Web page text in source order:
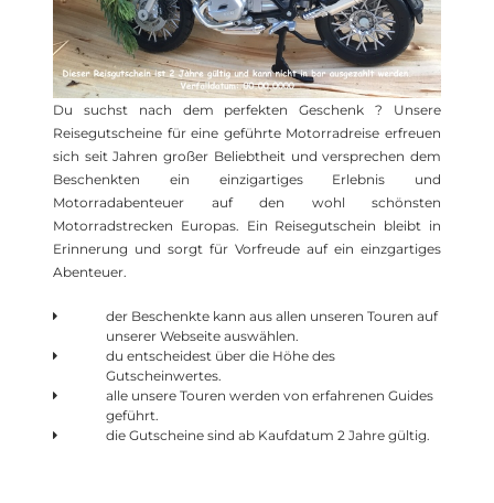
Du suchst nach dem perfekten Geschenk ? Unsere
Reisegutscheine für eine geführte Motorradreise erfreuen
sich seit Jahren großer Beliebtheit und versprechen dem
Beschenkten ein einzigartiges Erlebnis und
Motorradabenteuer auf den wohl schönsten
Motorradstrecken Europas. Ein Reisegutschein bleibt in
Erinnerung und sorgt für Vorfreude auf ein einzgartiges
Abenteuer.
der Beschenkte kann aus allen unseren Touren auf
unserer Webseite auswählen.
du entscheidest über die Höhe des
Gutscheinwertes.
alle unsere Touren werden von erfahrenen Guides
geführt.
die Gutscheine sind ab Kaufdatum 2 Jahre gültig.